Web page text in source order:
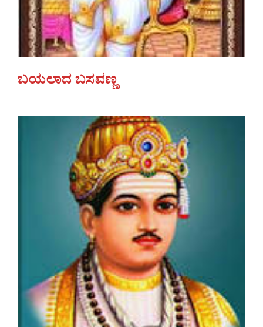
ಬಯಲಾದ ಬಸವಣ್ಣ